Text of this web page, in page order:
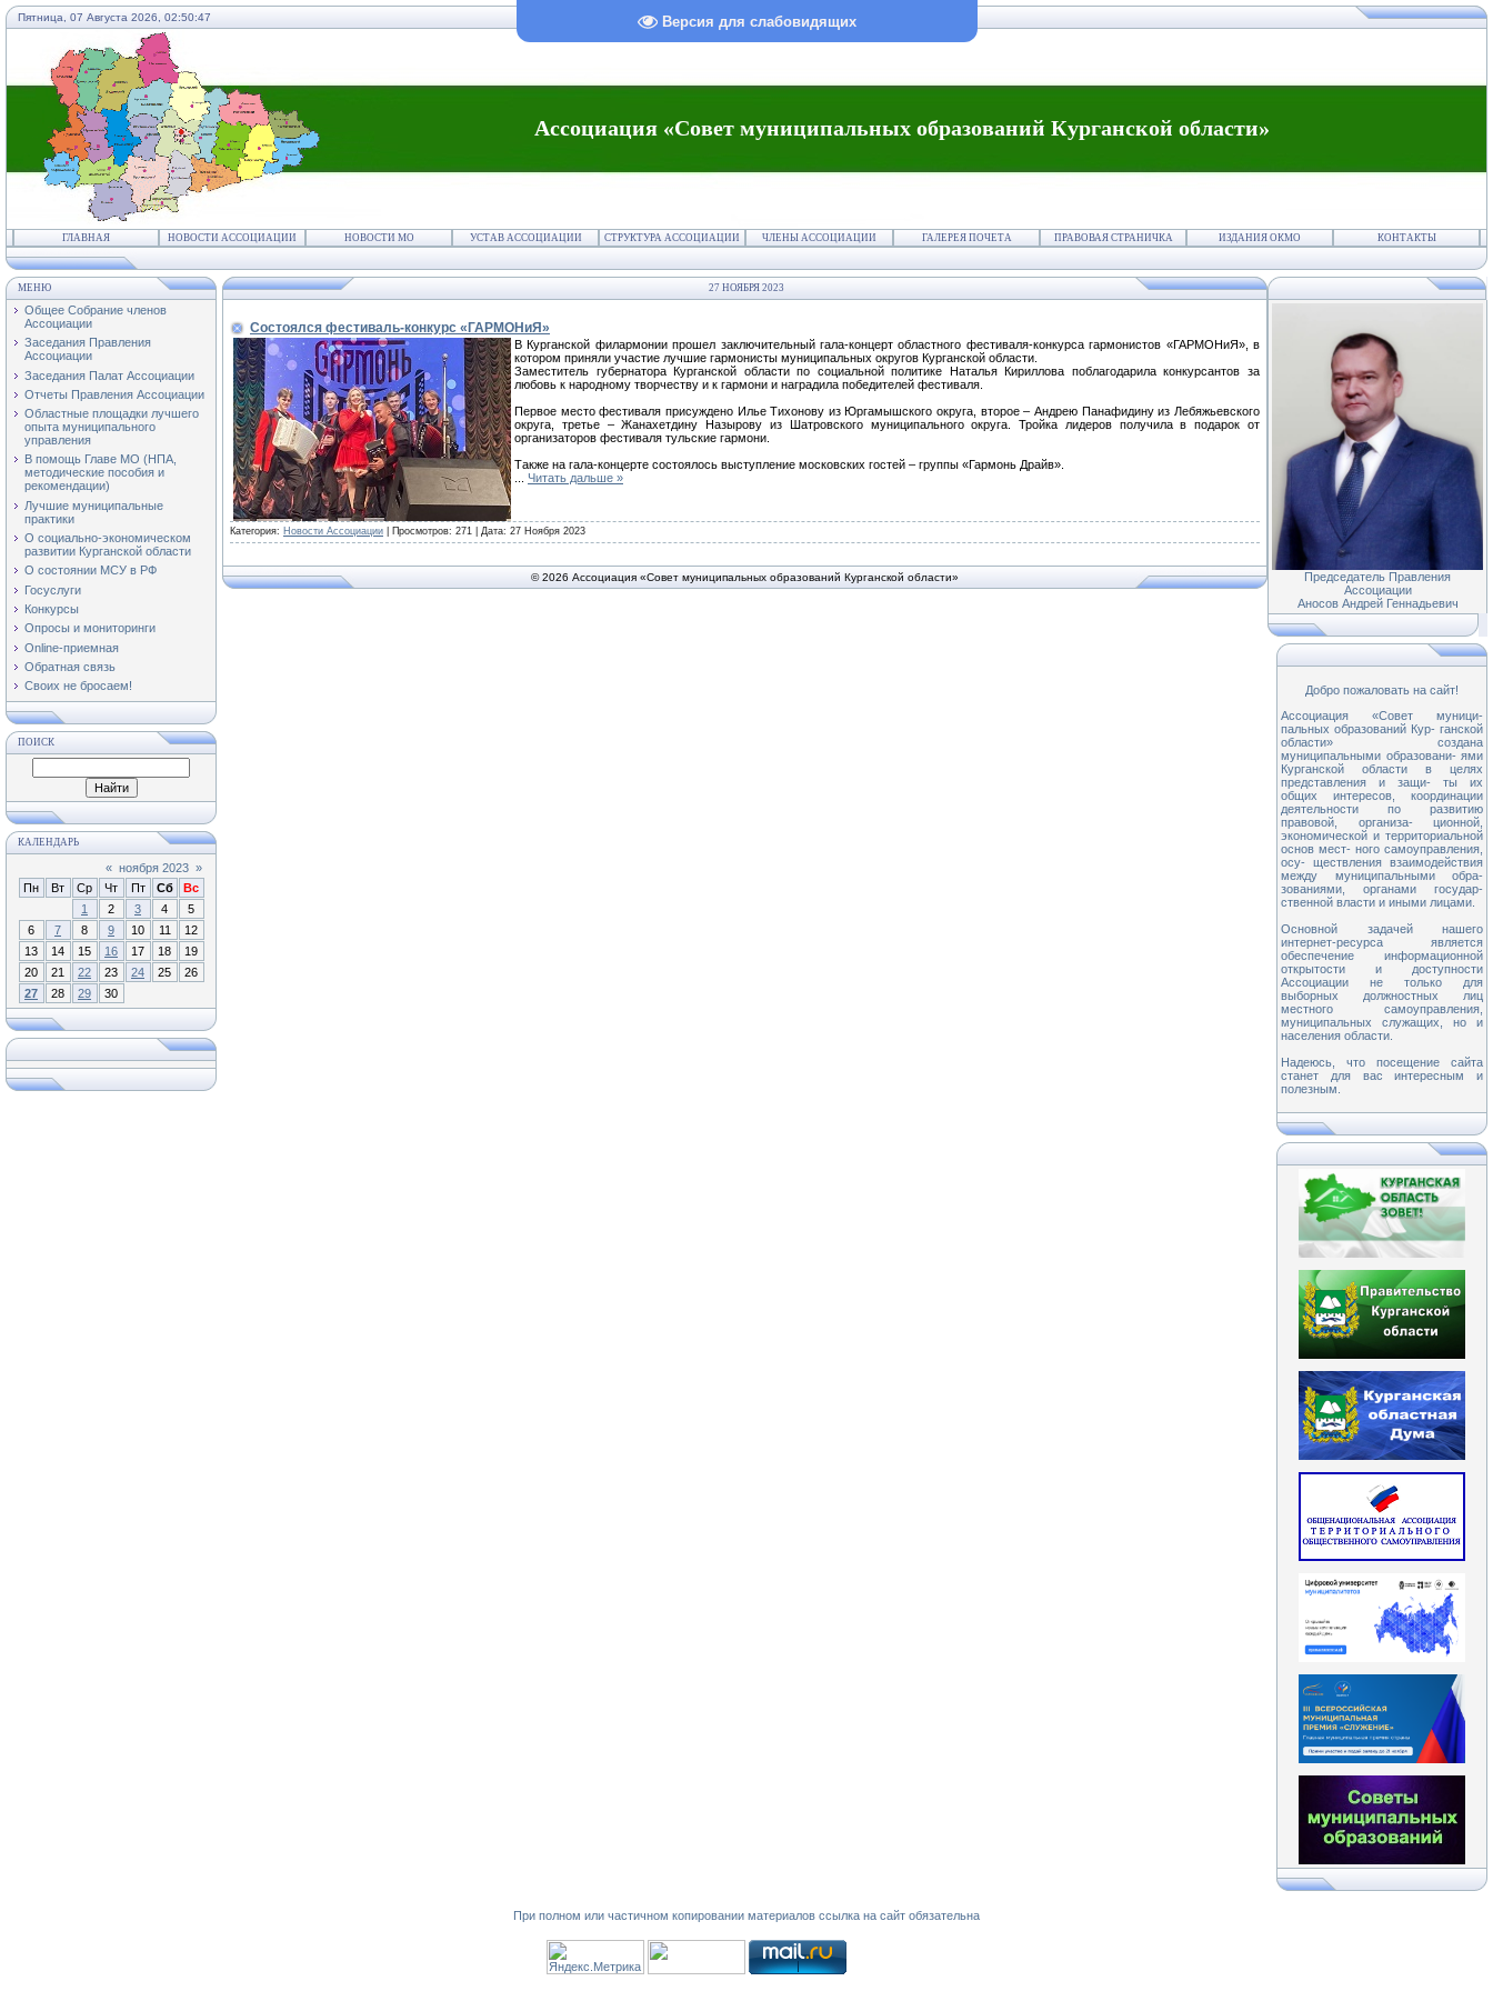
Версия для слабовидящих
Пятница, 07 Августа 2026, 02:50:48
Ассоциация «Совет муниципальных образований Курганской области»
ГЛАВНАЯ НОВОСТИ АССОЦИАЦИИ НОВОСТИ МО УСТАВ АССОЦИАЦИИ СТРУКТУРА АССОЦИАЦИИ ЧЛЕНЫ АССОЦИАЦИИ ГАЛЕРЕЯ ПОЧЕТА ПРАВОВАЯ СТРАНИЧКА ИЗДАНИЯ ОКМО КОНТАКТЫ
МЕНЮ
Общее Собрание членов
Ассоциации
Заседания Правления
Ассоциации
Заседания Палат Ассоциации
Отчеты Правления Ассоциации
Областные площадки лучшего
опыта муниципального
управления
В помощь Главе МО (НПА,
методические пособия и
рекомендации)
Лучшие муниципальные
практики
О социально-экономическом
развитии Курганской области
О состоянии МСУ в РФ
Госуслуги
Конкурсы
Опросы и мониторинги
Online-приемная
Обратная связь
Своих не бросаем!
ПОИСК
КАЛЕНДАРЬ
« ноября 2023 »
Пн
Вт Ср Чт Пт Сб
Вс
1
2 3 4
5
6
7 8 9 10 11
12
13
14 15 16 17 18
19
20
21 22 23 24 25
26
27
28 29 30
27 НОЯБРЯ 2023
Состоялся фестиваль-конкурс «ГАРМОНиЯ»
В Курганской филармонии прошел заключительный гала-концерт областного фестиваля-конкурса гармонистов «ГАРМОНиЯ», в
котором приняли участие лучшие гармонисты муниципальных округов Курганской области.
Заместитель губернатора Курганской области по социальной политике Наталья Кириллова поблагодарила конкурсантов за
любовь к народному творчеству и к гармони и наградила победителей фестиваля.
Первое место фестиваля присуждено Илье Тихонову из Юргамышского округа, второе – Андрею Панафидину из Лебяжьевского
округа, третье – Жанахетдину Назырову из Шатровского муниципального округа. Тройка лидеров получила в подарок от
организаторов фестиваля тульские гармони.
Также на гала-концерте состоялось выступление московских гостей – группы «Гармонь Драйв».
Читать дальше »
Категория: Новости Ассоциации | Просмотров: 271 | Дата: 27 Ноября 2023
© 2026 Ассоциация «Совет муниципальных образований Курганской области»
Председатель Правления
Ассоциации
Аносов Андрей Геннадьевич
Добро пожаловать на сайт!
Ассоциация «Совет муници-
пальных образований Кур- ганской
области» создана
муниципальными образовани- ями
Курганской области в целях
представления и защи- ты их
общих интересов, координации
деятельности по развитию
правовой, организа- ционной,
экономической и территориальной
основ мест- ного самоуправления,
осу- ществления взаимодействия
между муниципальными обра-
зованиями, органами государ-
ственной власти и иными лицами.
Основной задачей нашего
интернет-ресурса является
обеспечение информационной
открытости и доступности
Ассоциации не только для
выборных должностных лиц
местного самоуправления,
муниципальных служащих, но и
населения области.
Надеюсь, что посещение сайта
станет для вас интересным и
полезным.
При полном или частичном копировании материалов ссылка на сайт обязательна